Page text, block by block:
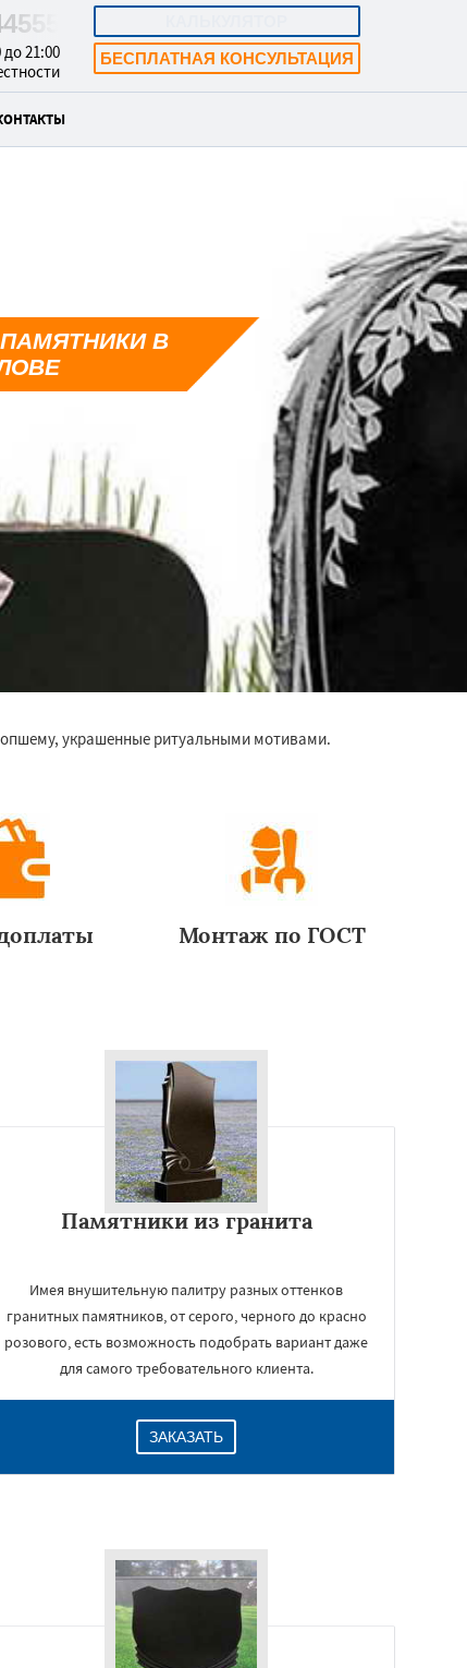
БЕСПЛАТНАЯ КОНСУЛЬТАЦИЯ
21:00
В
украшенные ритуальными мотивами.
Монтаж по ГОСТ
Памятники из гранита
Имея внушительную палитру разных оттенков
гранитных памятников, от серого, черного до красно
розового, есть возможность подобрать вариант даже
для самого требовательного клиента.
ЗАКАЗАТЬ